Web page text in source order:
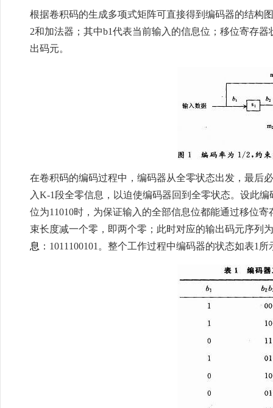
根据卷积码的生成多项式矩阵可直接得到编码器的结构
2和加法器；其中b1代表当前输入的信息位；移位寄存器
出码元。
在卷积码的编码过程中，编码器从全零状态出发，最后
入K-1段全零信息，以迫使编码器回到全零状态。设此
位为11010时，为保证输入的全部信息位都能通过移位
束长度减一个零，即两个零；此时对应的输出码元序列
息 ：1011100101。整个工作过程中编码器的状态如表1所